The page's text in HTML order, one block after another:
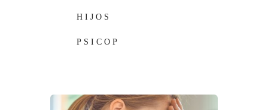
HIJOS
PSICOP